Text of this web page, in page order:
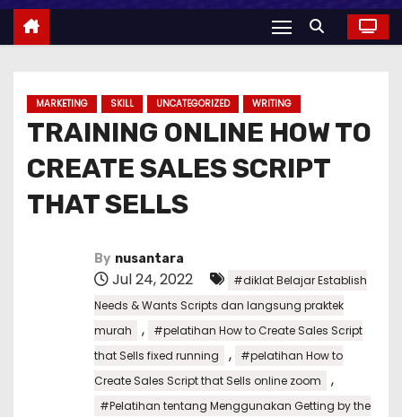
MARKETING SKILL UNCATEGORIZED WRITING
TRAINING ONLINE HOW TO
CREATE SALES SCRIPT
THAT SELLS
By nusantara
Jul 24, 2022
#diklat Belajar Establish
Needs & Wants Scripts dan langsung praktek
murah
,
#pelatihan How to Create Sales Script
that Sells fixed running
,
#pelatihan How to
Create Sales Script that Sells online zoom
,
#Pelatihan tentang Menggunakan Getting by the